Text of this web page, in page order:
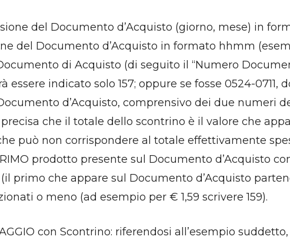
del Documento d’Acquisto (giorno, mese) in
del Documento d’Acquisto in formato hhmm
di Acquisto (di seguito il “Numero
essere indicato solo 157; oppure se fosse 0524-0711,
d’Acquisto, comprensivo dei due numeri
che il totale dello scontrino è il valore che
può non corrispondere al totale effettivamente
prodotto presente sul Documento d’Acquisto
primo che appare sul Documento d’Acquisto
o meno (ad esempio per € 1,59 scrivere 159).
con Scontrino: riferendosi all’esempio